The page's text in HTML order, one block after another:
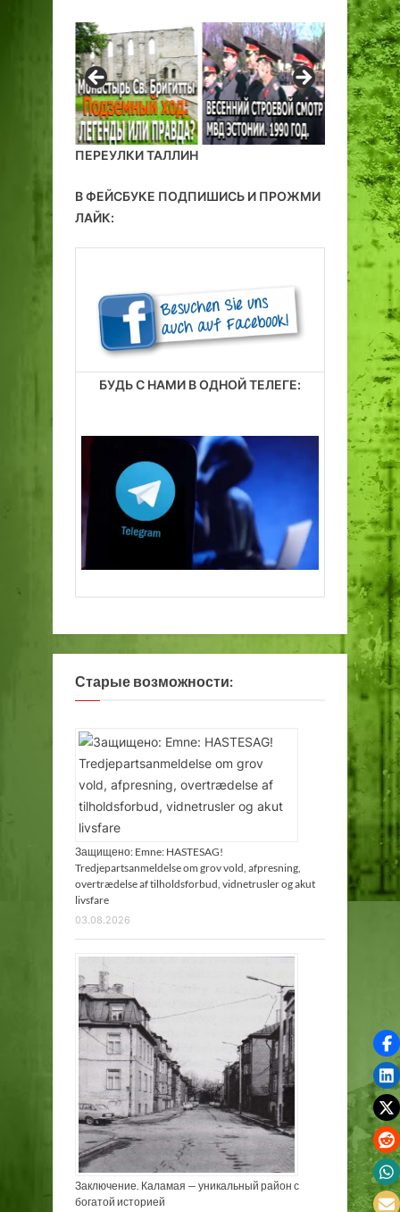
ПЕРЕУЛКИ ТАЛЛИН
В ФЕЙСБУКЕ ПОДПИШИСЬ И ПРОЖМИ
ЛАЙК:
БУДЬ С НАМИ В ОДНОЙ ТЕЛЕГЕ:
Старые возможности:
Защищено: Emne: HASTESAG!
Tredjepartsanmeldelse om grov vold, afpresning,
overtrædelse af tilholdsforbud, vidnetrusler og akut
livsfare
03.08.2026
Заключение. Каламая — уникальный район с
богатой историей